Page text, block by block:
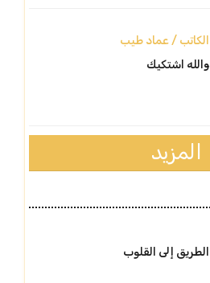
الكاتب / عماد طيب
والله اشتكيك
المزيد
الطريق إلى القلوب